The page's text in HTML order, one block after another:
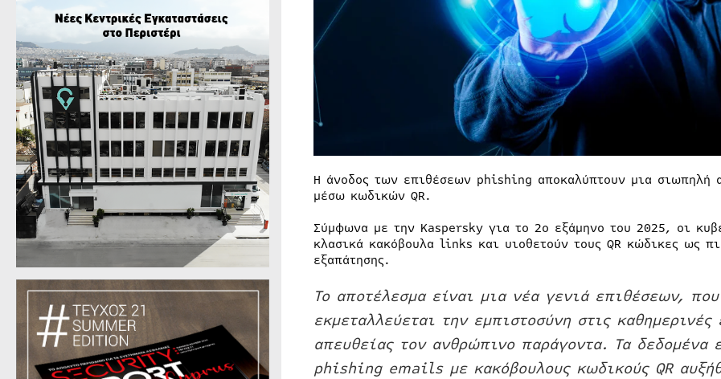
Η άνοδος των επιθέσεων phishing αποκαλύπτουν μια σιωπηλή
μέσω κωδικών QR.
Σύμφωνα με την Kaspersky για το 2ο εξάμηνο του 2025, οι
κλασικά κακόβουλα links και υιοθετούν τους QR κώδικες ως
εξαπάτησης.
Το αποτέλεσμα είναι μια νέα γενιά επιθέσεων,
εκμεταλλεύεται την εμπιστοσύνη στις
απευθείας τον ανθρώπινο παράγοντα. Τα δεδομένα
phishing emails με κακόβουλους κωδικούς QR